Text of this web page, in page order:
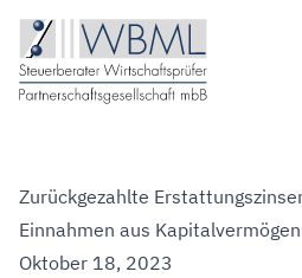
Zurückgezahlte
Einnahmen aus Kapitalvermögen
Oktober 18, 2023